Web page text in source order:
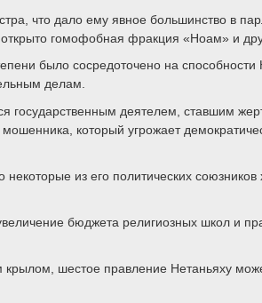
что дало ему явное большинство в
гомофобная фракция «Ноам» и
было сосредоточено на
делам.
деятелем, ставшим
который угрожает
из его политических союзников
бюджета религиозных школ и
шестое правление Нетаньяху